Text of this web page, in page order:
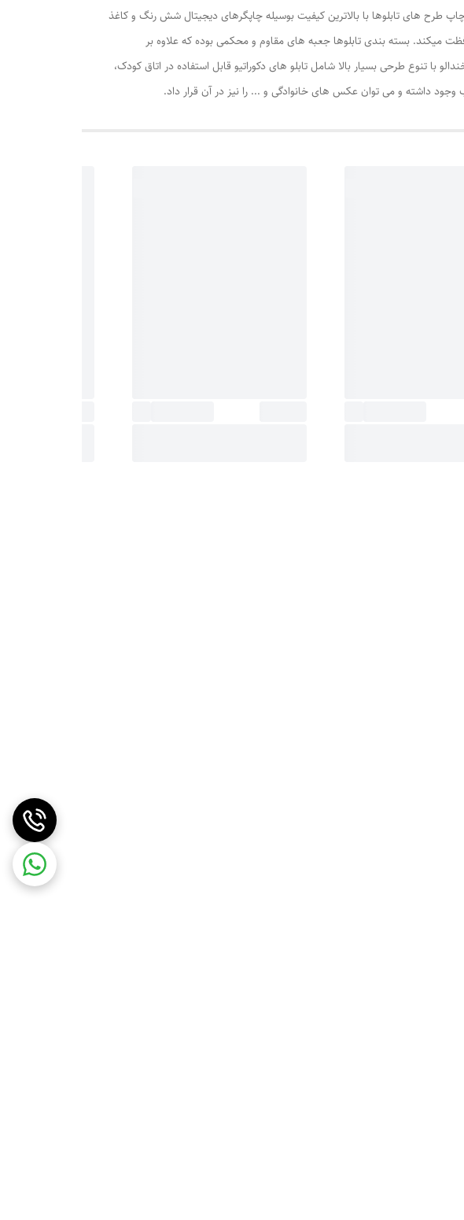
های تابلوها با بالاترین کیفیت بوسیله چاپگرهای دیجیتال شش رنگ و کاغذ
بسته بندی تابلوها جعبه های مقاوم و محکمی بوده که علاوه بر
با تنوع طرحی بسیار بالا شامل تابلو های دکوراتیو قابل استفاده در اتاق کودک،
داشته و می توان عکس های خانوادگی و ... را نیز در آن قرار داد.